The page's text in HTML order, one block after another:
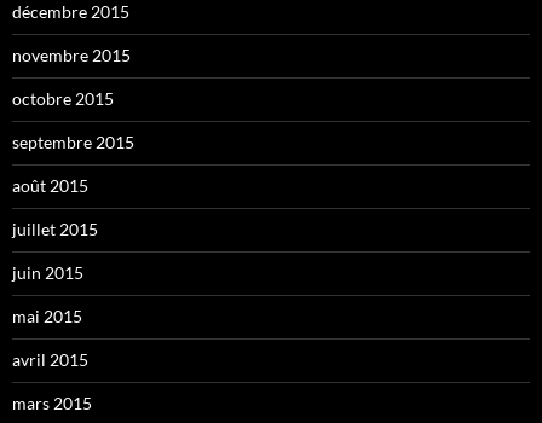
décembre 2015
novembre 2015
octobre 2015
septembre 2015
août 2015
juillet 2015
juin 2015
mai 2015
avril 2015
mars 2015